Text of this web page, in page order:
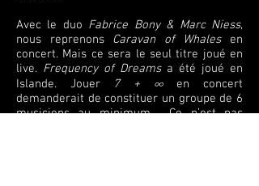
Avec le duo Fabrice Bony & Marc Niess,
nous reprenons Caravan of Whalesen
concert. Mais ce sera le seul titre joué en
live. Frequency of Dreamsa été joué en
Islande. Jouer 7 + ∞en concert
demanderait de constituer un groupe de 6
musiciens au minimum. Ce n’est pas